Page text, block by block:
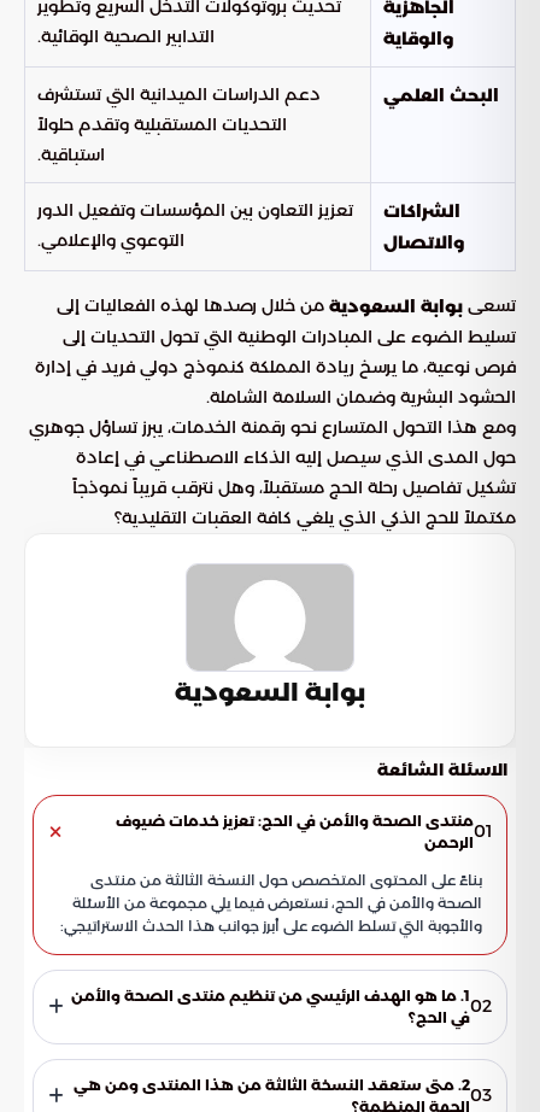
الجاهزية
والوقاية
تحديث بروتوكولات التدخل السريع وتطوير
التدابير الصحية الوقائية.
البحث العلمي
دعم الدراسات الميدانية التي تستشرف
التحديات المستقبلية وتقدم حلولاً
استباقية.
الشراكات
والاتصال
تعزيز التعاون بين المؤسسات وتفعيل الدور
التوعوي والإعلامي.
تسعى بوابة السعودية من خلال رصدها لهذه الفعاليات إلى
تسليط الضوء على المبادرات الوطنية التي تحول التحديات إلى
فرص نوعية، ما يرسخ ريادة المملكة كنموذج دولي فريد في إدارة
الحشود البشرية وضمان السلامة الشاملة.
ومع هذا التحول المتسارع نحو رقمنة الخدمات، يبرز تساؤل جوهري
حول المدى الذي سيصل إليه الذكاء الاصطناعي في إعادة
تشكيل تفاصيل رحلة الحج مستقبلاً، وهل نترقب قريباً نموذجاً
مكتملاً للحج الذكي الذي يلغي كافة العقبات التقليدية؟
بوابة السعودية
الاسئلة الشائعة
01منتدى الصحة والأمن في الحج: تعزيز خدمات ضيوف
الرحمن
بناءً على المحتوى المتخصص حول النسخة الثالثة من منتدى
الصحة والأمن في الحج، نستعرض فيما يلي مجموعة من الأسئلة
والأجوبة التي تسلط الضوء على أبرز جوانب هذا الحدث الاستراتيجي:
02 1. ما هو الهدف الرئيسي من تنظيم منتدى الصحة والأمن
في الحج؟
بين المنظومتين الصحية والأمنية في المملكة. يسعى الحدث
لضمان أداء الحجاج لمناسكهم في بيئة آمنة وميسرة، تجمع بين03 2. متى ستعقد النسخة الثالثة من هذا المنتدى ومن هي
الجهة المنظمة؟